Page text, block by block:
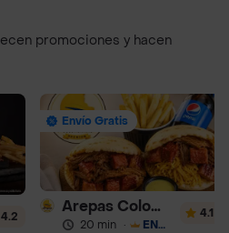
promociones y hacen
4.2
Envío Gratis
Arepas Colombianas Premium
20 min · ENVÍO GRATIS
4.1